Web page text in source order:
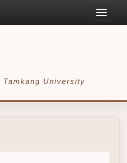
Toggle
Tamkang University